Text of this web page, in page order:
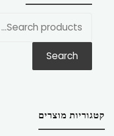
Search
קטגוריות מוצרים